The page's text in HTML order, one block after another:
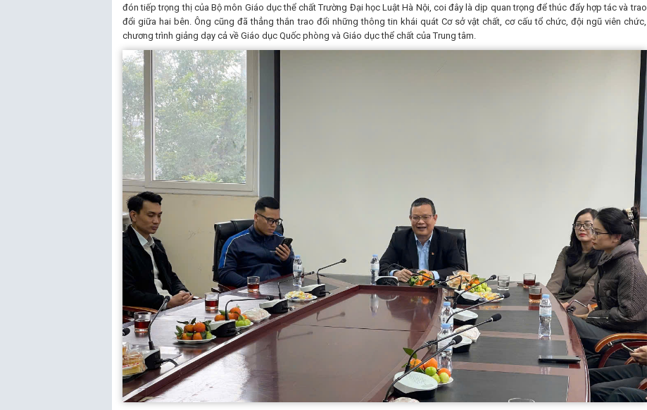
đón tiếp trọng thị của Bộ môn Giáo dục thể chất Trường Đại học Luật Hà Nội, coi đây là dịp quan trọng để thúc đẩy hợp tác và trao
đổi giữa hai bên. Ông cũng đã thẳng thắn trao đổi những thông tin khái quát Cơ sở vật chất, cơ cấu tổ chức, đội ngũ viên chức,
chương trình giảng dạy cả về Giáo dục Quốc phòng và Giáo dục thể chất của Trung tâm.